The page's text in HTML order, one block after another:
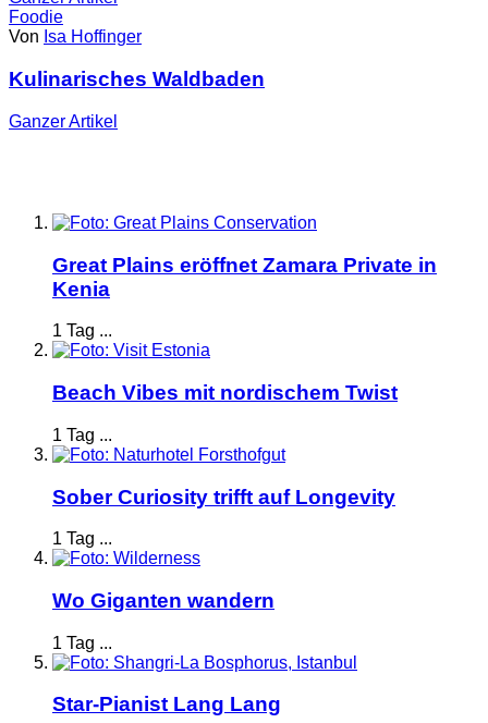
Foodie
Von Isa Hoffinger
Kulinarisches Waldbaden
GanzerArtikel
Great Plains eröffnet Zamara Private in
Kenia
1 Tag ...
Beach Vibes mit nordischem Twist
1 Tag ...
Sober Curiosity trifft auf Longevity
1 Tag ...
Wo Giganten wandern
1 Tag ...
Star-Pianist Lang Lang